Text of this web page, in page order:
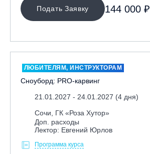
Подать Заявку 144 000 ₽
ЛЮБИТЕЛЯМ, ИНСТРУКТОРАМ
Сноуборд: PRO-карвинг
21.01.2027 - 24.01.2027 (4 дня)
Сочи, ГК «Роза Хутор»
Доп. расходы
Лектор: Евгений Юрлов
Программа курса